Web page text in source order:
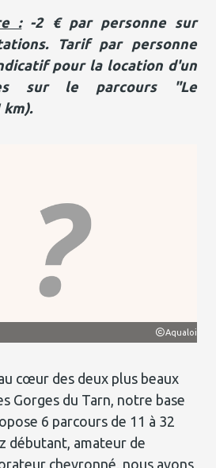
:-2 € par personne sur
Tarif par personne
pour la location d'un
sur le parcours "Le
km).
Aqualoisirs
cœur des deux plus beaux
Gorges du Tarn, notre base
6 parcours de 11 à 32
débutant, amateur de
chevronné, nous avons